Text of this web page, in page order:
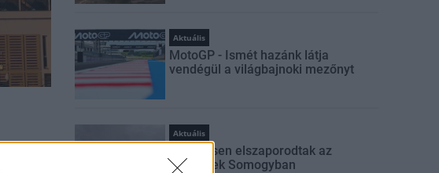
Aktuális
MotoGP - Ismét hazánk látja
vendégül a világbajnoki mezőnyt
Aktuális
Jelentősen elszaporodtak az
avartüzek Somogyban